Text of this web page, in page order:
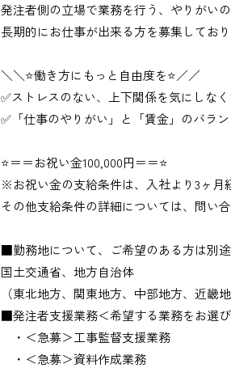
発注者側の立場で業務を行う、やりがいの
長期的にお仕事が出来る方を募集しており
＼＼⭐働き方にもっと自由度を⭐／／
✅ストレスのない、上下関係を気にしな
✅「仕事のやりがい」と「賃金」のバラン
⭐＝＝お祝い金100,000円＝＝⭐
※お祝い金の支給条件は、入社より3ヶ月
その他支給条件の詳細については、問い合
■勤務地について、ご希望のある方は別途
国土交通省、地方自治体
（東北地方、関東地方、中部地方、近畿地
■発注者支援業務＜希望する業務をお選
・＜急募＞工事監督支援業務
・＜急募＞資料作成業務